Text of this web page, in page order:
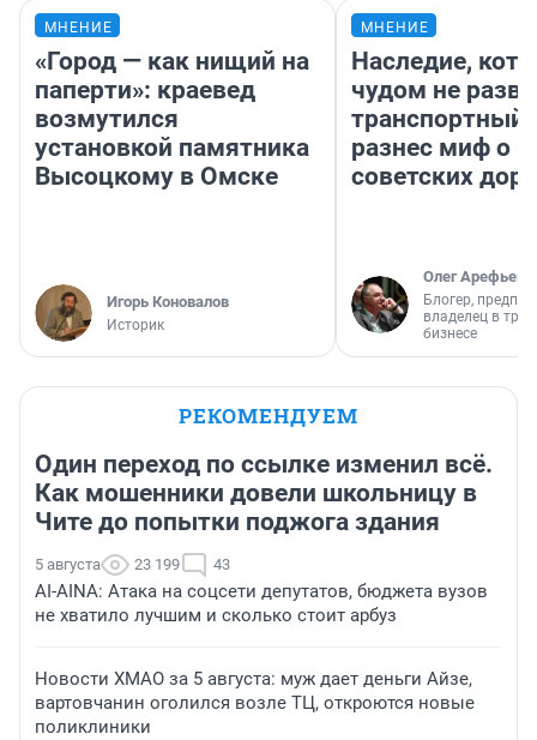
МНЕНИЕ
«Город — как нищий на
паперти»: краевед
возмутился
установкой памятника
Высоцкому в Омске
Игорь Коновалов
Историк
МНЕНИЕ
Наследие,
чудом не
транспортный
разнес миф о
советских
Олег Арефьев
Блогер,
владелец в
бизнесе
РЕКОМЕНДУЕМ
Один переход по ссылке изменил всё.
Как мошенники довели школьницу в
Чите до попытки поджога здания
5 августа 23 199 43
AI-AINA: Атака на соцсети депутатов, бюджета вузов
не хватило лучшим и сколько стоит арбуз
Новости ХМАО за 5 августа: муж дает деньги Айзе,
вартовчанин оголился возле ТЦ, откроются новые
поликлиники